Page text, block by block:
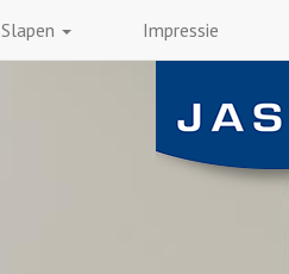
Slapen Impressie